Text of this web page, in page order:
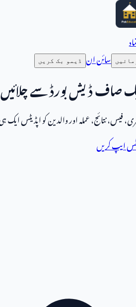
سائن ان ڈیمو بک کریں
صاف ڈیش بورڈ سے چلائیں
ایپ کریں